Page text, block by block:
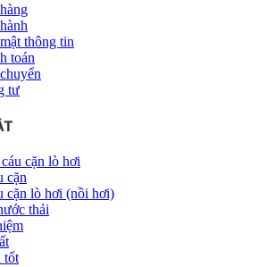
thông tin
toán
tư
cặn lò hơi
cặn
cặn lò hơi (nồi hơi)
thải
tốt